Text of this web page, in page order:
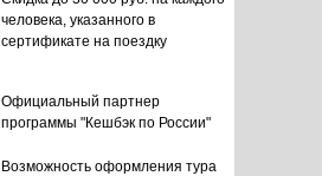
Возможность оформления тура
Официальный партнер
программы "Кешбэк по России"
человека, указанного в
сертификате на поездку